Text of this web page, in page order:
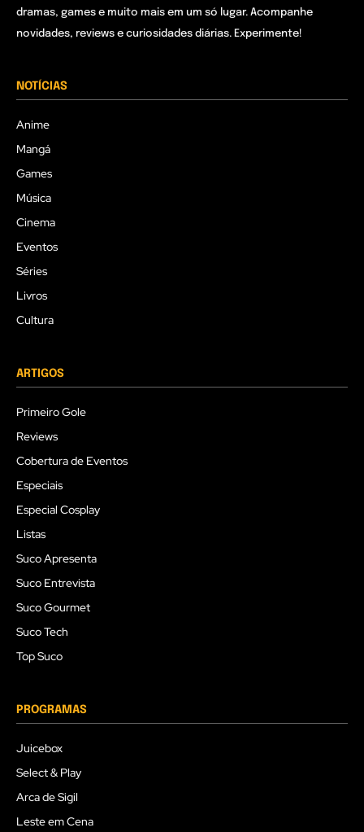
dramas, games e muito mais em um só lugar. Acompanhe
novidades, reviews e curiosidades diárias. Experimente!
NOTÍCIAS
Anime
Mangá
Games
Música
Cinema
Eventos
Séries
Livros
Cultura
ARTIGOS
Primeiro Gole
Reviews
Cobertura de Eventos
Especiais
Especial Cosplay
Listas
Suco Apresenta
Suco Entrevista
Suco Gourmet
Suco Tech
Top Suco
PROGRAMAS
Juicebox
Select & Play
Arca de Sigil
Leste em Cena